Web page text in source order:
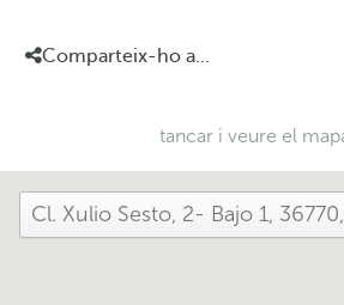
Comparteix-ho a...
tancar i veure el